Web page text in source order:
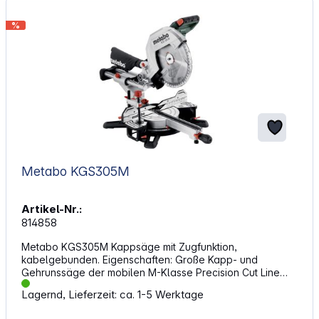
Metal (603180840) Akku-Bohrschrauber
1x Schnellwechselbohrfutter Futuro Top QuickPlus 1x
%
Metabo KGS305M
Artikel-Nr.:
814858
Metabo KGS305M Kappsäge mit Zugfunktion,
kabelgebunden. Eigenschaften: Große Kapp- und
Gehrunssäge der mobilen M-Klasse Precision Cut Line
(PCL): exakte Schatten-Schnittlinie ohne Nachjustieren
durch ideal platzierte LED Hohe Schnittleistung Kräftiger
Lagernd, Lieferzeit: ca. 1-5 Werktage